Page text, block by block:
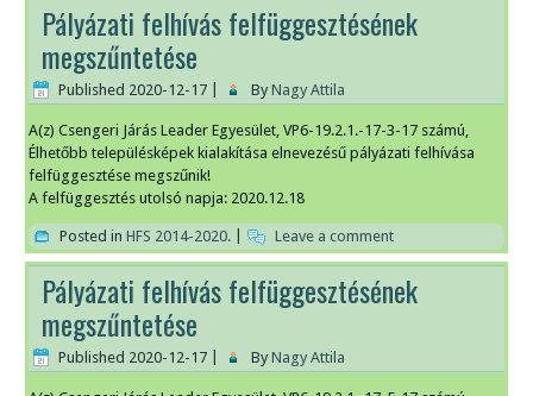
Pályázati felhívás felfüggesztésének
megszűntetése
Published 2020-12-17 By Nagy Attila
A(z) Csengeri Járás Leader Egyesület, VP6-19.2.1.-17-3-17 számú,
Élhetőbb településképek kialakítása elnevezésű pályázati felhívása
felfüggesztése megszűnik!
A felfüggesztés utolsó napja: 2020.12.18
Posted in HFS 2014-2020. Leave a comment
Pályázati felhívás felfüggesztésének
megszűntetése
Published 2020-12-17 By Nagy Attila